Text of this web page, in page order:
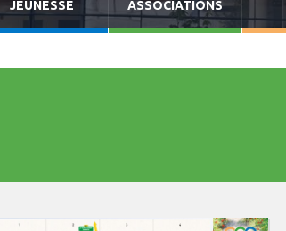
JEUNESSE
ASSOCIATIONS